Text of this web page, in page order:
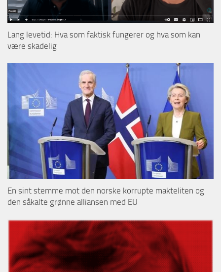
Lang levetid: Hva som faktisk fungerer og hva som kan
være skadelig
En sint stemme mot den norske korrupte makteliten og
den såkalte grønne alliansen med EU